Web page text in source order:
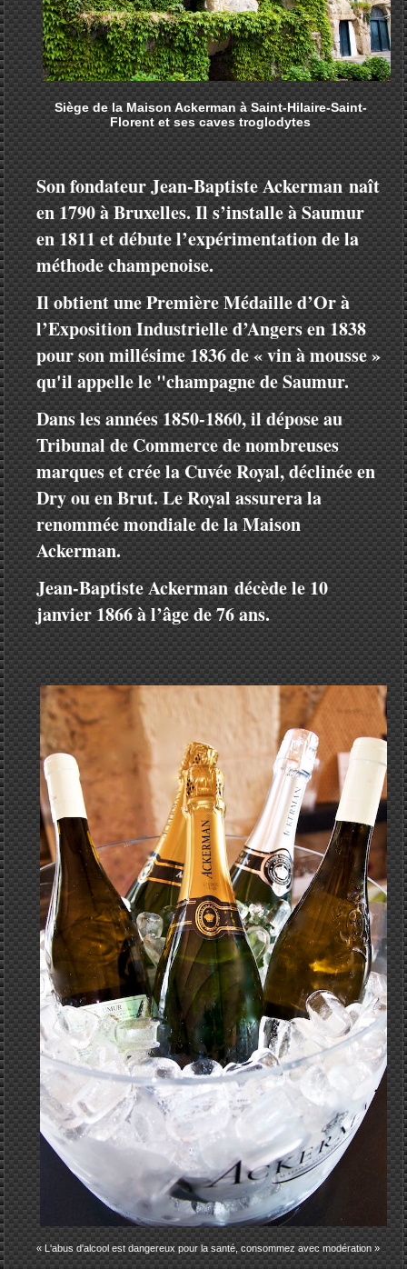
Siège de la Maison Ackerman à Saint-Hilaire-Saint-
Florent et ses caves troglodytes
Son fondateur Jean-Baptiste Ackerman naît
en 1790 à Bruxelles. Il s’installe à Saumur
en 1811 et débute l’expérimentation de la
méthode champenoise.
Il obtient une Première Médaille d’Or à
l’Exposition Industrielle d’Angers en 1838
pour son millésime 1836 de « vin à mousse »
qu'il appelle le "champagne de Saumur.
Dans les années 1850-1860, il dépose au
Tribunal de Commerce de nombreuses
marques et crée la Cuvée Royal, déclinée en
Dry ou en Brut. Le Royal assurera la
renommée mondiale de la Maison
Ackerman.
Jean-Baptiste Ackerman décède le 10
janvier 1866 à l’âge de 76 ans.
« L'abus d'alcool est dangereux pour la santé, consommez avec modération »